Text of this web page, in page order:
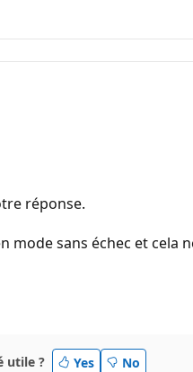
réponse.
mode sans échec et
utile ? Yes No